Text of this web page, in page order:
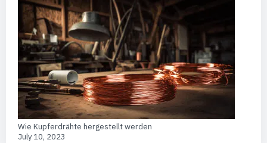
Wie Kupferdrähte hergestellt werden
July 10, 2023